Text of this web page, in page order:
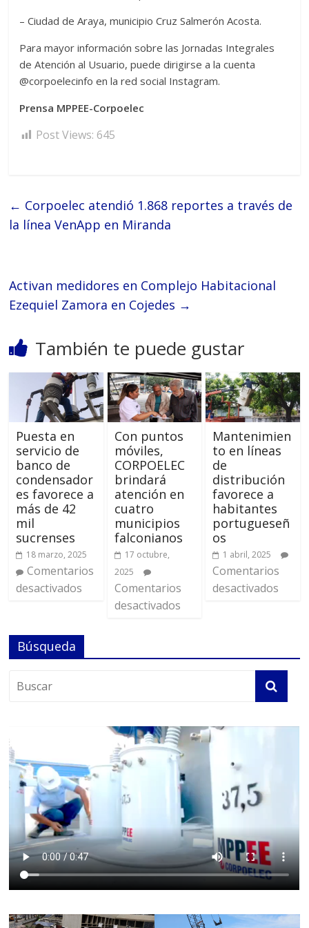
– Ciudad de Araya, municipio Cruz Salmerón Acosta.
Para mayor información sobre las Jornadas Integrales
de Atención al Usuario, puede dirigirse a la cuenta
@corpoelecinfo en la red social Instagram.
Prensa MPPEE-Corpoelec
Post Views: 645
← Corpoelec atendió 1.868 reportes a través de
la línea VenApp en Miranda
Activan medidores en Complejo Habitacional
Ezequiel Zamora en Cojedes →
También te puede gustar
Puesta en
servicio de
banco de
condensador
es favorece a
más de 42
mil
sucrenses
18 marzo, 2025
Comentarios
desactivados
Con puntos
móviles,
CORPOELEC
brindará
atención en
cuatro
municipios
falconianos
17 octubre,
2025
Comentarios
desactivados
Mantenimien
to en líneas
de
distribución
favorece a
habitantes
portugueseñ
os
1 abril, 2025
Comentarios
desactivados
Búsqueda